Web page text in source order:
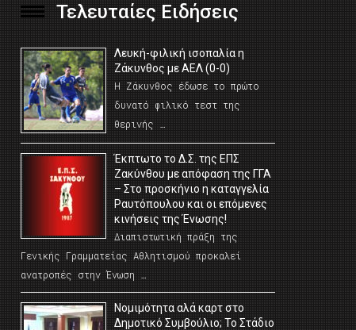
Τελευταίες Ειδήσεις
Λευκή-φιλική ισοπαλία η
Ζάκυνθος με ΑΕΛ (0-0)
Η Ζάκυνθος έδωσε το πρώτο
δυνατό φιλικό τεστ της
θερινής …
Έκπτωτο το Δ.Σ. της ΕΠΣ
Ζακύνθου με απόφαση της ΓΓΑ
– Στο προσκήνιο η καταγγελία
Ραυτόπουλου και οι επόμενες
κινήσεις της Ένωσης!
Διαπιστωτική πράξη της
Γενικής Γραμματείας Αθλητισμού προκαλεί
ανατροπές στην Ένωση …
Νομιμότητα αλά καρτ στο
Δημοτικό Συμβούλιο; Το Στάδιο